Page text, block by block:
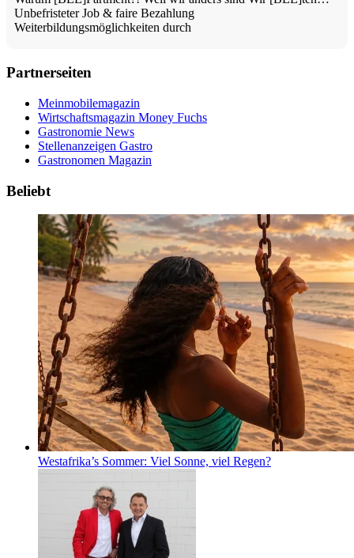
Unbefristeter Job & faire Bezahlung
Weiterbildungsmöglichkeiten durch
Partnerseiten
Meinmobilemagazin
Wirtschaftsmagazin Money Fuchs
Gastronomie News
Stellenanzeigen Gastro
Gastronomen Magazin
Beliebt
Westafrika’s Sommer: Viel Sonne, viel Regen?